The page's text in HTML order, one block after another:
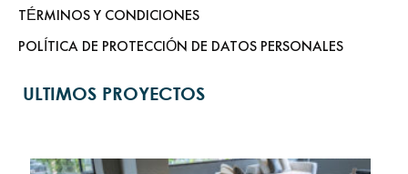
TÉRMINOS Y CONDICIONES
POLÍTICA DE PROTECCIÓN DE DATOS PERSONALES
ULTIMOS PROYECTOS